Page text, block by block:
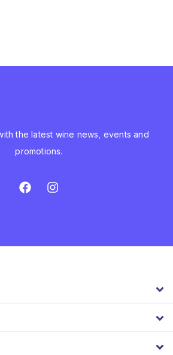
the latest wine news, events and
promotions.